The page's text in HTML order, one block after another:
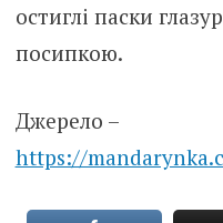
остиглі паски
посипкою.
Джерело –
https://